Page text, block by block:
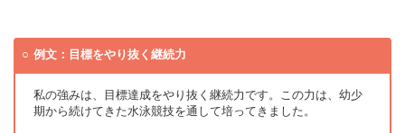
例文：目標をやり抜く継続力
私の強みは、目標達成をやり抜く継続力です。この力は、幼少
期から続けてきた水泳競技を通して培ってきました。